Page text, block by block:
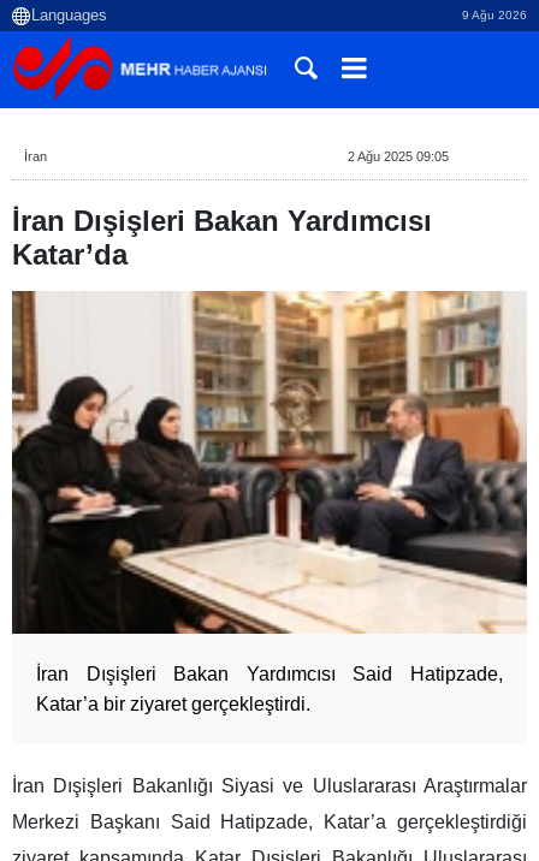
9 Ağu 2026
İran 2 Ağu 2025 09:05
İran Dışişleri Bakan Yardımcısı
Katar’da
İran Dışişleri Bakan Yardımcısı Said Hatipzade,
Katar’a bir ziyaret gerçekleştirdi.
İran Dışişleri Bakanlığı Siyasi ve Uluslararası Araştırmalar
Merkezi Başkanı Said Hatipzade, Katar’a gerçekleştirdiği